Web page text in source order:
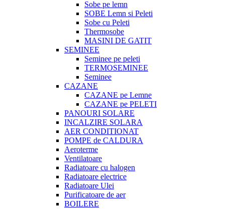
Sobe pe lemn
SOBE Lemn si Peleti
Sobe cu Peleti
Thermosobe
MASINI DE GATIT
SEMINEE
Seminee pe peleti
TERMOSEMINEE
Seminee
CAZANE
CAZANE pe Lemne
CAZANE pe PELETI
PANOURI SOLARE
INCALZIRE SOLARA
AER CONDITIONAT
POMPE de CALDURA
Aeroterme
Ventilatoare
Radiatoare cu halogen
Radiatoare electrice
Radiatoare Ulei
Purificatoare de aer
BOILERE